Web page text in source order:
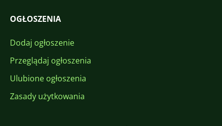
OGŁOSZENIA
Dodaj ogłoszenie
Przeglądaj ogłoszenia
Ulubione ogłoszenia
Zasady użytkowania